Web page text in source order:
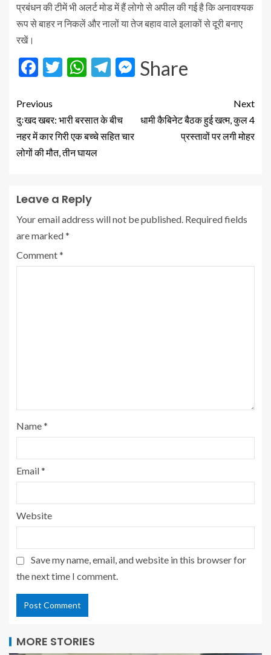
प्रबंधन की टीमें भी अलर्ट मोड में हैं लोगो से अपील की गई है कि अनावश्यक
रूप से बाहर न निकलें और नालों या तेज बहाव वाले इलाकों से दूरी बनाए
रखें।
Facebook
Twitter
WhatsApp
Telegram
Messenger
Share
Previous
दुःखद खबर: भारी बरसात के बीच
नहर में कार गिरी एक बच्चे सहित चार
लोगों की मौत, तीन घायल
Next
धामी कैबिनेट बैठक हुई खत्म, कुल 4
प्रस्तावों पर लगी मोहर
Leave a Reply
Your email address will not be published. Required fields
are marked*
Comment*
Name*
Email*
Website
Save my name, email, and website in this browser for
the next time I comment.
MORE STORIES